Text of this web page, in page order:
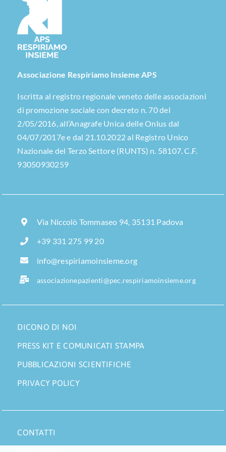
Associazione Respiriamo Insieme APS
Iscritta al registro regionale veneto delle associazioni
di promozione sociale con decreto n. 70 del
2/05/2016, all’Anagrafe Unica delle Onlus dal
04/07/2017e e dal 21.10.2022 al Registro Unico
Nazionale del Terzo Settore (RUNTS) n. 58107. C.F.
93050930259
Via Niccolò Tommaseo 94, 35131 Padova
+39 331 275 99 20
info@respiriamoinsieme.org
associazionepazienti@pec.respiriamoinsieme.org
DICONO DI NOI
PRESS KIT E COMUNICATI STAMPA
PUBBLICAZIONI SCIENTIFICHE
PRIVACY POLICY
CONTATTI